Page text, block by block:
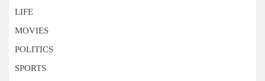
LIFE
MOVIES
POLITICS
SPORTS